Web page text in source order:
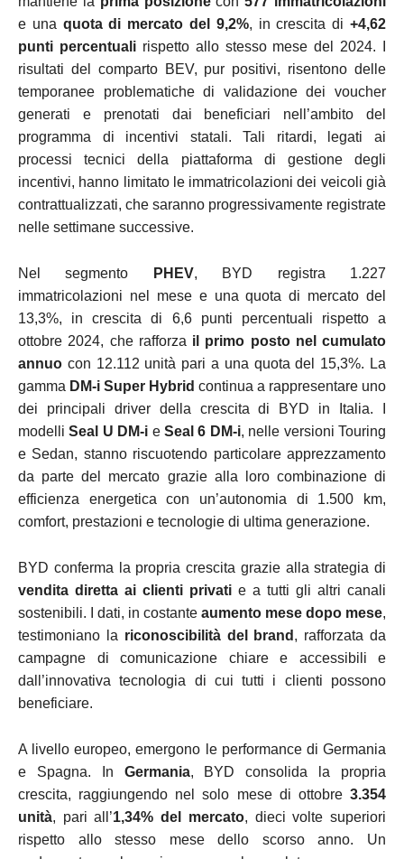
e una quota di mercato del 9,2%, in crescita di+4,62
punti percentualirispetto allo stesso mese del 2024. I
risultati del comparto BEV, pur positivi, risentono delle
temporanee problematiche di validazione dei voucher
generati e prenotati dai beneficiari nell’ambito del
programma di incentivi statali. Tali ritardi, legati ai
processi tecnici della piattaforma di gestione degli
incentivi, hanno limitato le immatricolazioni dei veicoli già
contrattualizzati, che saranno progressivamente registrate
nelle settimane successive.
Nel segmento PHEV, BYD registra 1.227
immatricolazioni nel mese e una quota di mercato del
13,3%, in crescita di 6,6 punti percentuali rispetto a
ottobre 2024, che rafforza il primo posto nel cumulato
annuo con 12.112 unità pari a una quota del 15,3%. La
gamma DM-i Super Hybrid continua a rappresentare uno
dei principali driver della crescita di BYD in Italia. I
modelliSeal U DM-i eSeal 6 DM-i, nelle versioni Touring
e Sedan, stanno riscuotendo particolare apprezzamento
da parte del mercato grazie alla loro combinazione di
efficienza energetica con un’autonomia di 1.500 km,
comfort, prestazioni e tecnologie di ultima generazione.
BYD conferma la propria crescita grazie alla strategia di
vendita diretta ai clienti privati e a tutti gli altri canali
sostenibili. I dati, in costante aumento mese dopo mese,
testimoniano la riconoscibilità del brand , rafforzata da
campagne di comunicazione chiare e accessibili e
dall’innovativa tecnologia di cui tutti i clienti possono
beneficiare.
A livello europeo, emergono le performance di Germania
e Spagna. In Germania, BYD consolida la propria
crescita, raggiungendo nel solo mese di ottobre 3.354
unità, pari all’1,34% del mercato, dieci volte superiori
rispetto allo stesso mese dello scorso anno. Un